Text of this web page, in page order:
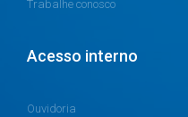
Trabalhe conosco
Acesso interno
Ouvidoria